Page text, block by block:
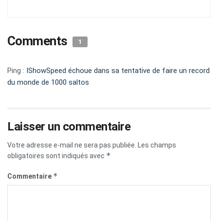
Comments 1
Ping : IShowSpeed échoue dans sa tentative de faire un record
du monde de 1000 saltos
Laisser un commentaire
Votre adresse e-mail ne sera pas publiée.
Les champs
obligatoires sont indiqués avec *
Commentaire *